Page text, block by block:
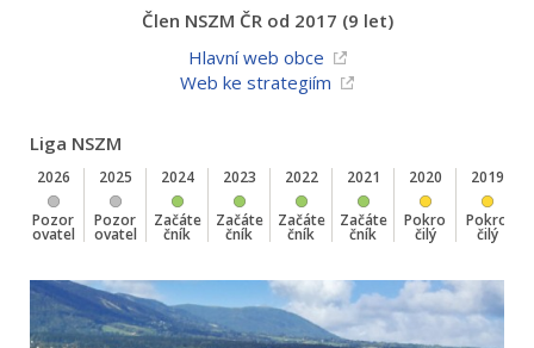
Člen NSZM ČR od 2017 (9 let)
Hlavní web obce
Web ke strategiím
Liga NSZM
2026
Pozor
ovatel
2025
Pozor
ovatel
2024
Začáte
čník
2023
Začáte
čník
2022
Začáte
čník
2021
Začáte
čník
2020
Pokro
čilý
2019
Pokro
čilý